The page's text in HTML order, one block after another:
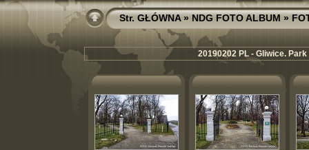
Str. GŁÓWNA»NDG FOTO ALBUM»
20190202 PL - Gliwice.